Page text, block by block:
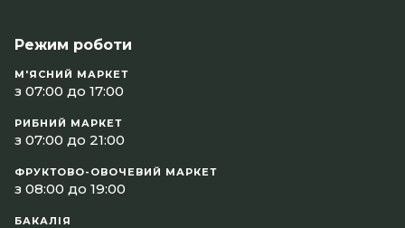
Режим роботи
М'ЯСНИЙ МАРКЕТ
з 07:00 до 17:00
РИБНИЙ МАРКЕТ
з 07:00 до 21:00
ФРУКТОВО-ОВОЧЕВИЙ МАРКЕТ
з 08:00 до 19:00
БАКАЛІЯ